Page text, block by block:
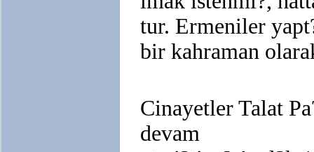
tur. Ermeniler
bir kahraman
Cinayetler Talat
devam